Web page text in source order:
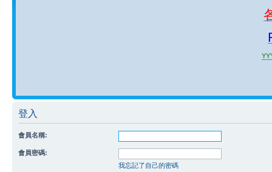
登入
會員名稱:
會員密碼:
我忘記了自己的密碼